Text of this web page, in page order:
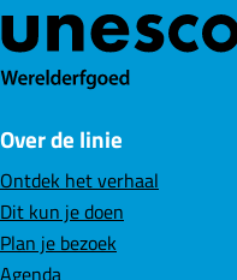
r
t
e
e
n
l
i
n
Over de linie
Ontdek het verhaal
Dit kun je doen
Plan je bezoek